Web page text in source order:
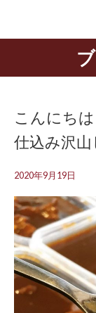
こんにち
仕込み沢
2020年9月19日